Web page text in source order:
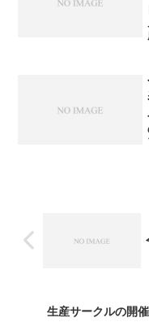
生産サークルの開